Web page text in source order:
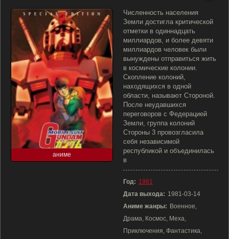
аниме
Численность населения
Земли достигла критической
отметки в одиннадцать
миллиардов, и более девяти
миллиардов человек были
вынуждены отправиться жить
в космические колонии.
Скопление колоний,
находящихся в одной
области, называют Стороной.
После неудавшихся
переговоров с Федерацией
Земли, группа колоний
Стороны 3 провозгласила
себя независимой
республикой и объединилась
в
Год: 1981
Дата выхода: 1981-03-14
Аниме жанры: Военное,
Драма, Космос, Меха,
Приключения, Фантастика,